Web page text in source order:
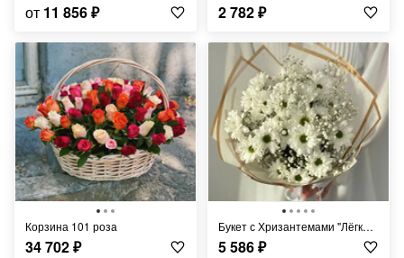
от 11 856₽ 2 782₽
Корзина 101 роза
34 702₽
Букет с Хризантемами "Лёгкий Ветерок"
5 586₽